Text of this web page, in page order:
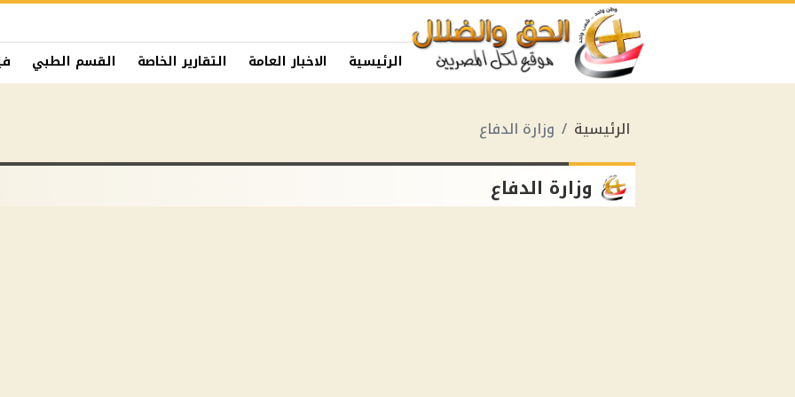
الرئيسية الاخبار العامة التقارير الخاصة القسم الطبي
الرئيسية وزارة الدفاع
وزارة الدفاع